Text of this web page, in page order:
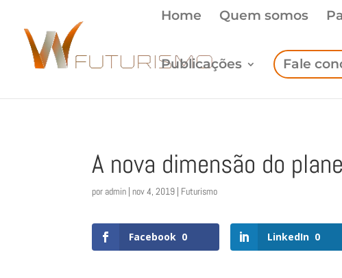
Home Quem somos
Publicações Fale
A nova dimensão do
por admin |nov 4, 2019 Futurismo
Facebook 0 LinkedIn 0